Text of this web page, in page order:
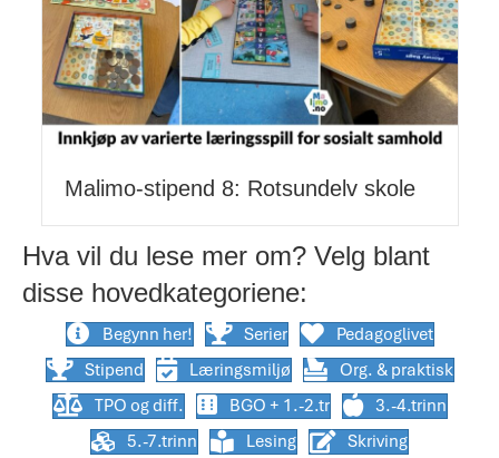
Malimo-stipend 8: Rotsundelv skole
Hva vil du lese mer om? Velg blant
disse hovedkategoriene:
Begynn her! Serier
Pedagoglivet
Stipend
Læringsmiljø
Org. & praktisk
TPO og diff.
BGO + 1.-2.tr
3.-4.trinn
5.-7.trinn
Lesing
Skriving